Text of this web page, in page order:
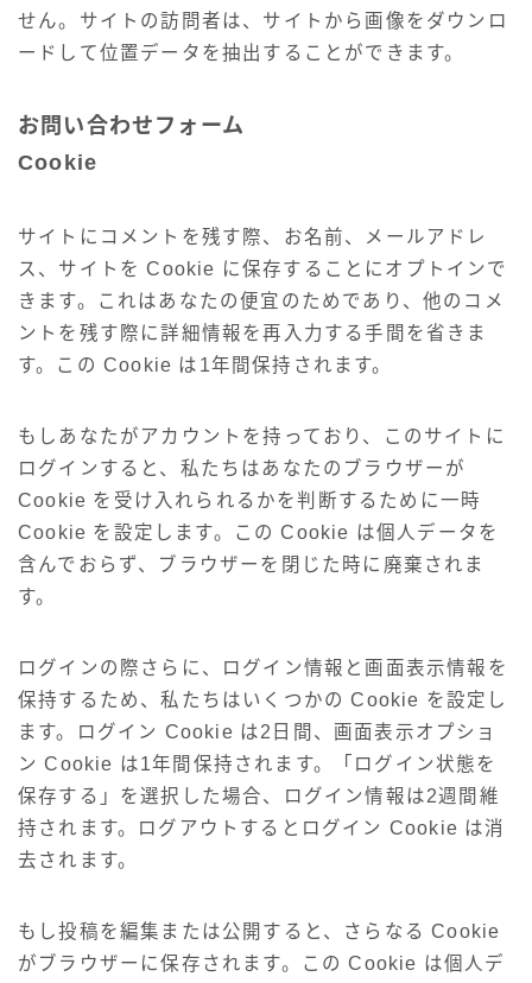
せん。サイトの訪問者は、サイトから画像をダウンロ
ードして位置データを抽出することができます。
お問い合わせフォーム
Cookie
サイトにコメントを残す際、お名前、メールアドレ
ス、サイトを Cookie に保存することにオプトインで
きます。これはあなたの便宜のためであり、他のコメ
ントを残す際に詳細情報を再入力する手間を省きま
す。この Cookie は1年間保持されます。
もしあなたがアカウントを持っており、このサイトに
ログインすると、私たちはあなたのブラウザーが
Cookie を受け入れられるかを判断するために一時
Cookie を設定します。この Cookie は個人データを
含んでおらず、ブラウザーを閉じた時に廃棄されま
す。
ログインの際さらに、ログイン情報と画面表示情報を
保持するため、私たちはいくつかの Cookie を設定し
ます。ログイン Cookie は2日間、画面表示オプショ
ン Cookie は1年間保持されます。「ログイン状態を
保存する」を選択した場合、ログイン情報は2週間維
持されます。ログアウトするとログイン Cookie は消
去されます。
もし投稿を編集または公開すると、さらなる Cookie
がブラウザーに保存されます。この Cookie は個人デ